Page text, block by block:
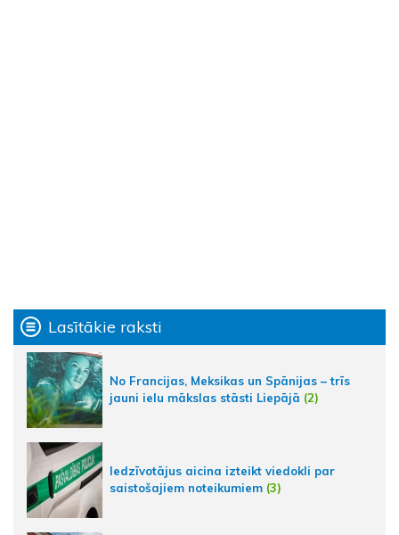
Lasītākie raksti
No Francijas, Meksikas un Spānijas – trīs
jauni ielu mākslas stāsti Liepājā (2)
Iedzīvotājus aicina izteikt viedokli par
saistošajiem noteikumiem (3)